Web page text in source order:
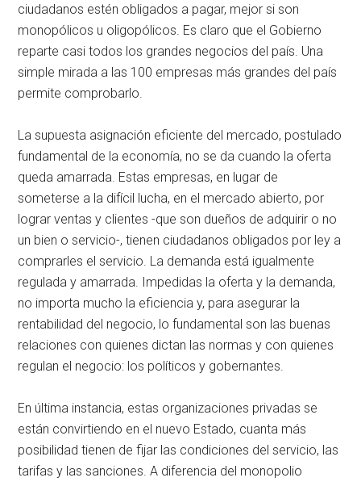
ciudadanos estén obligados a pagar, mejor si son
monopólicos u oligopólicos. Es claro que el Gobierno
reparte casi todos los grandes negocios del país. Una
simple mirada a las 100 empresas más grandes del país
permite comprobarlo.
La supuesta asignación eficiente del mercado, postulado
fundamental de la economía, no se da cuando la oferta
queda amarrada. Estas empresas, en lugar de
someterse a la difícil lucha, en el mercado abierto, por
lograr ventas y clientes -que son dueños de adquirir o no
un bien o servicio-, tienen ciudadanos obligados por ley a
comprarles el servicio. La demanda está igualmente
regulada y amarrada. Impedidas la oferta y la demanda,
no importa mucho la eficiencia y, para asegurar la
rentabilidad del negocio, lo fundamental son las buenas
relaciones con quienes dictan las normas y con quienes
regulan el negocio: los políticos y gobernantes.
En última instancia, estas organizaciones privadas se
están convirtiendo en el nuevo Estado, cuanta más
posibilidad tienen de fijar las condiciones del servicio, las
tarifas y las sanciones. A diferencia del monopolio